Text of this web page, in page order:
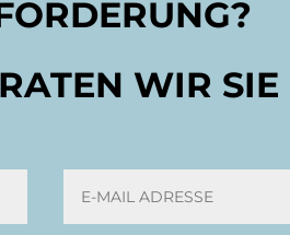
WIR SIE